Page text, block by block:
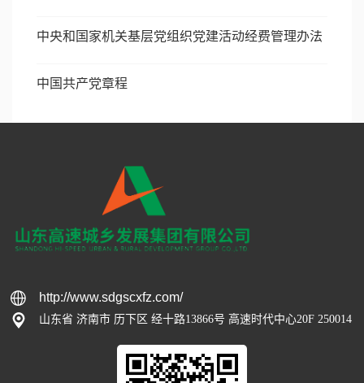
中央和国家机关基层党组织党建活动经费管理办法
中国共产党章程
http://www.sdgscxfz.com/
山东省 济南市 历下区 经十路13866号 高速时代中心20F 250014